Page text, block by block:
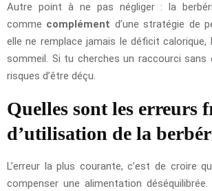
Autre point à ne pas négliger : la
comme complément d’une stratégie de
elle ne remplace jamais le déficit
sommeil. Si tu cherches un raccourci sans
risques d’être déçu.
Quelles sont les erreurs
d’utilisation de la
L’erreur la plus courante, c’est de croire
compenser une alimentation